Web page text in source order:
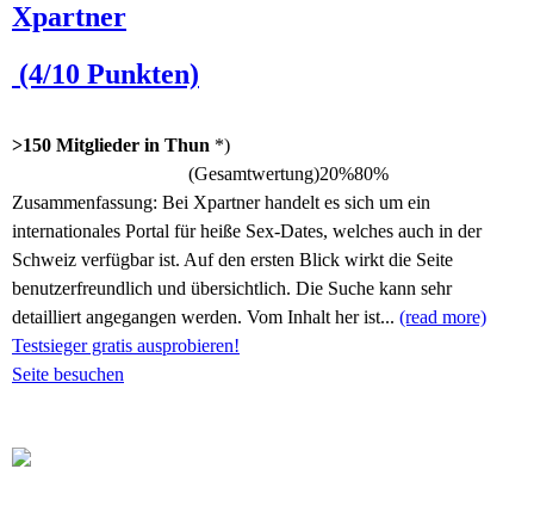
Xpartner
(4/10 Punkten)
>150 Mitglieder in Thun *)
(Gesamtwertung)20%80%
Zusammenfassung: Bei Xpartner handelt es sich um ein
internationales Portal für heiße Sex-Dates, welches auch in der
Schweiz verfügbar ist. Auf den ersten Blick wirkt die Seite
benutzerfreundlich und übersichtlich. Die Suche kann sehr
detailliert angegangen werden. Vom Inhalt her ist... (read more)
Testsieger gratis ausprobieren!
Seite besuchen